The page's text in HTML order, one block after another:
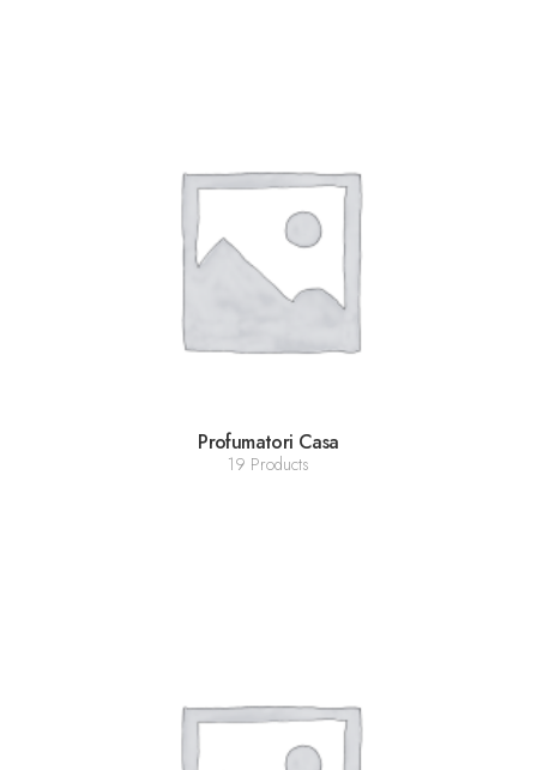
Profumatori Casa
19 Products